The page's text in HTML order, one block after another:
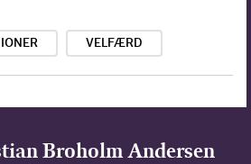
VELFÆRD
Broholm Andersen